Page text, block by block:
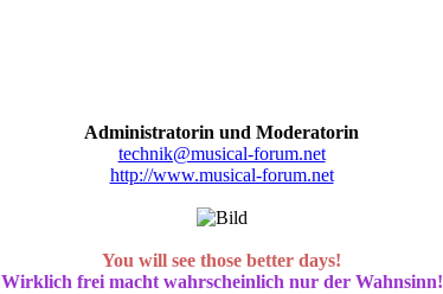
Administratorin und Moderatorin
technik@musical-forum.net
http://www.musical-forum.net
You will see those better days!
Wirklich frei macht wahrscheinlich nur der Wahnsinn!